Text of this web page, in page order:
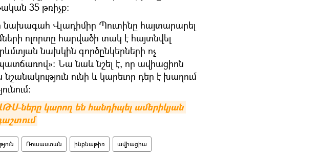
35 թռիչք։
նախագահ Վլադիմիր Պուտինը հայտարարել
ոլորտը հարվածի տակ է հայտնվել
նախկին գործընկերների ոչ
Նա նաև նշել է, որ ավիացիոն
ունի և կարեւոր դեր է խաղում
ները կարող են հանդիպել ամերիկյան
Ռուսաստան ինքնաթիռ ավիացիա